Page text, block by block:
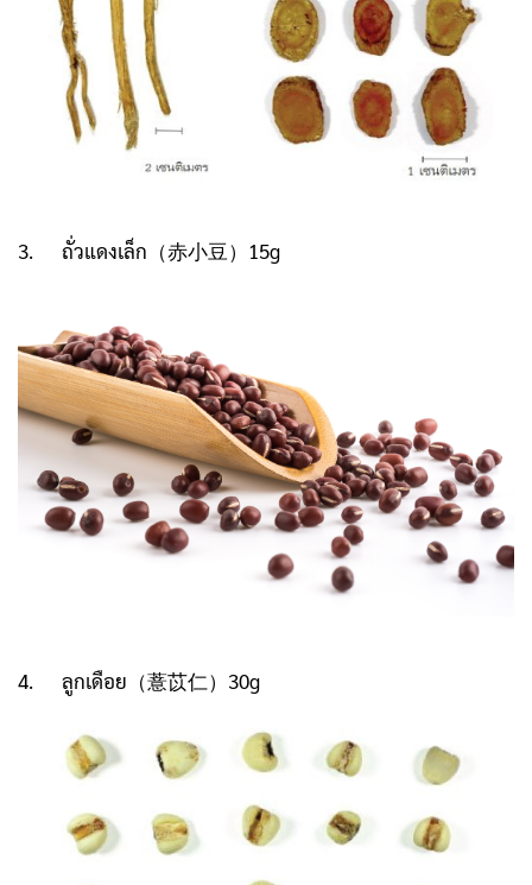
3. ถั่วแดงเล็ก（赤小豆）15g
4. ลูกเดือย （薏苡仁）30g